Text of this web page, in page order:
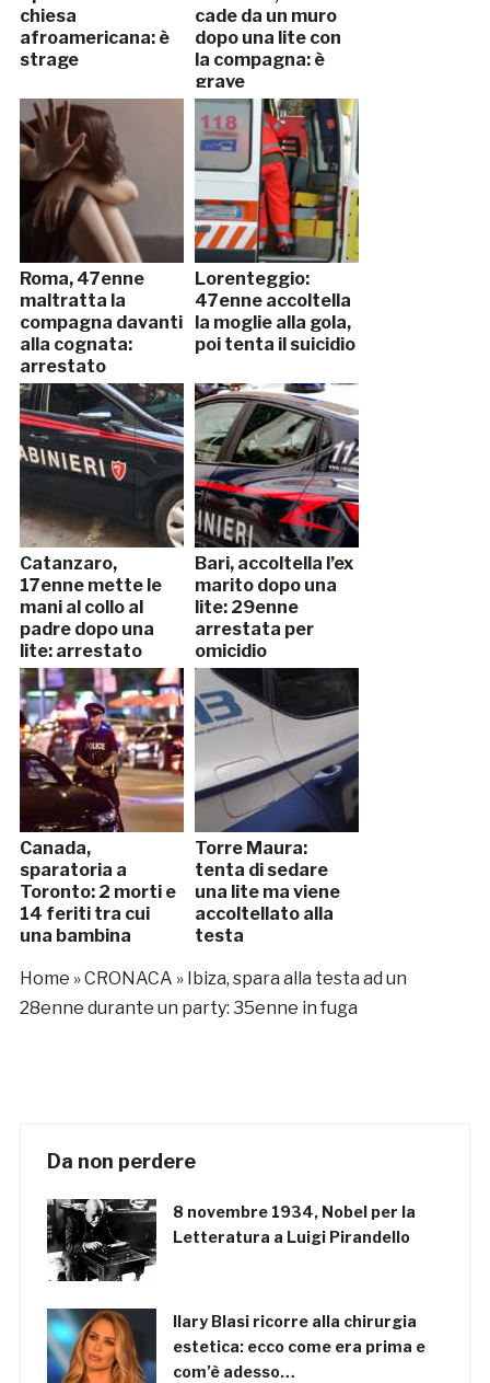
chiesa
afroamericana: è
strage
cade da un muro
dopo una lite con
la compagna: è
grave
Roma, 47enne
maltratta la
compagna davanti
alla cognata:
arrestato
Lorenteggio:
47enne accoltella
la moglie alla gola,
poi tenta il suicidio
Catanzaro,
17enne mette le
mani al collo al
padre dopo una
lite: arrestato
Bari, accoltella l’ex
marito dopo una
lite: 29enne
arrestata per
omicidio
Canada,
sparatoria a
Toronto: 2 morti e
14 feriti tra cui
una bambina
Torre Maura:
tenta di sedare
una lite ma viene
accoltellato alla
testa
Home »CRONACA » Ibiza, spara alla testa ad un
28enne durante un party: 35enne in fuga
Da non perdere
8 novembre 1934, Nobel per la
Letteratura a Luigi Pirandello
Ilary Blasi ricorre alla chirurgia
estetica: ecco come era prima e
com’è adesso…